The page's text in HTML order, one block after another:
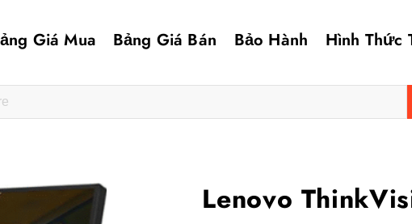
Giá Mua Bảng Giá Bán Bảo Hành Hình Thức
Lenovo